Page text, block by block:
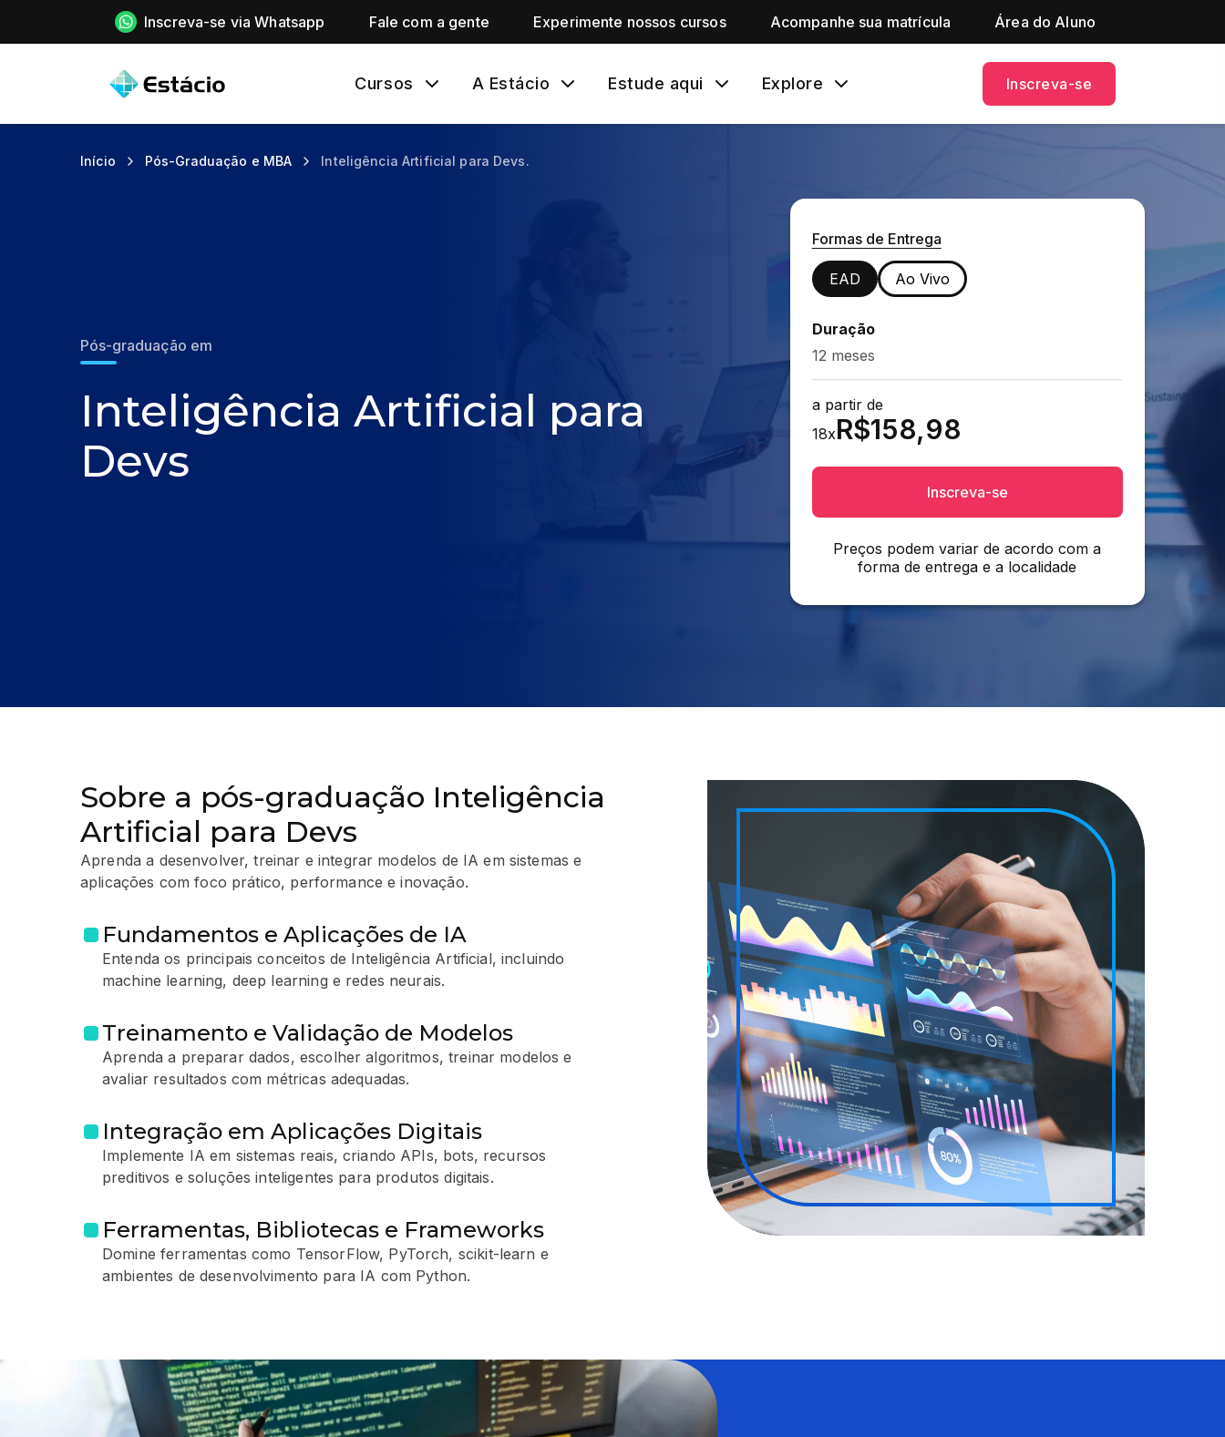
Inscreva-se via Whatsapp Fale com a gente Experimente nossos cursos Acompanhe sua matrícula Área do Aluno
Cursos A Estácio Estude aqui Explore Inscreva-se
Início Pós-Graduação e MBA Inteligência Artificial para Devs.
Pós-graduação em
Inteligência Artificial para
Devs
Formas de Entrega
EAD Ao Vivo
Duração
12 meses
a partir de
18xR$158,98
Inscreva-se
Preços podem variar de acordo com a
forma de entrega e a localidade
Sobre a pós-graduação Inteligência
Artificial para Devs
Aprenda a desenvolver, treinar e integrar modelos de IA em sistemas e
aplicações com foco prático, performance e inovação.
Fundamentos e Aplicações de IA
Entenda os principais conceitos de Inteligência Artificial, incluindo
machine learning, deep learning e redes neurais.
Treinamento e Validação de Modelos
Aprenda a preparar dados, escolher algoritmos, treinar modelos e
avaliar resultados com métricas adequadas.
Integração em Aplicações Digitais
Implemente IA em sistemas reais, criando APIs, bots, recursos
preditivos e soluções inteligentes para produtos digitais.
Ferramentas, Bibliotecas e Frameworks
Domine ferramentas como TensorFlow, PyTorch, scikit-learn e
ambientes de desenvolvimento para IA com Python.